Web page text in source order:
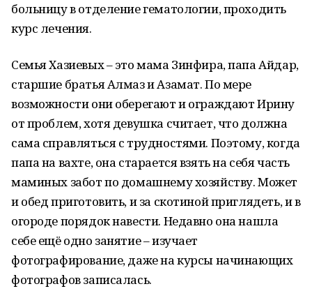
больницу в отделение гематологии, проходить
курс лечения.
Семья Хазиевых – это мама Зинфира, папа Айдар,
старшие братья Алмаз и Азамат. По мере
возможности они оберегают и ограждают Ирину
от проблем, хотя девушка считает, что должна
сама справляться с трудностями. Поэтому, когда
папа на вахте, она старается взять на себя часть
маминых забот по домашнему хозяйству. Может
и обед приготовить, и за скотиной приглядеть, и в
огороде порядок навести. Недавно она нашла
себе ещё одно занятие – изучает
фотографирование, даже на курсы начинающих
фотографов записалась.